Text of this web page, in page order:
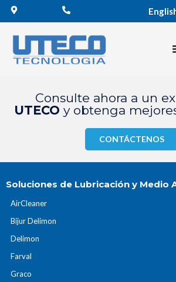
Consulte ahora a un
UTECO y obtenga
CONTÁCTENOS
Soluciones de Lubricación y Medio
AirCleaner
Bijur Delimon
Delimon
Farval
Graco